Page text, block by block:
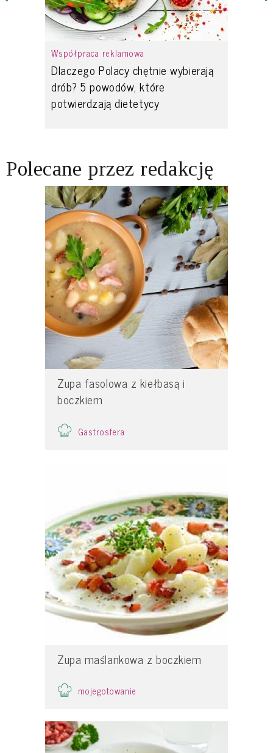
Współpraca reklamowa
Dlaczego Polacy chętnie wybierają
drób? 5 powodów, które
potwierdzają dietetycy
Polecane przez redakcję
Zupa fasolowa z kiełbasą i
boczkiem
Gastrosfera
Zupa maślankowa z boczkiem
mojegotowanie